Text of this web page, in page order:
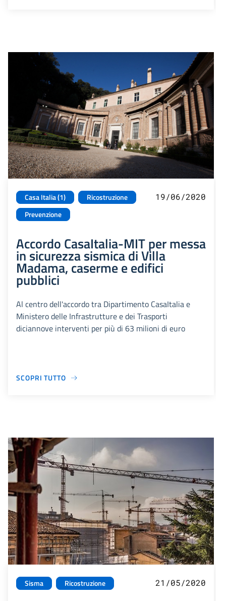
Casa Italia (1)
Ricostruzione
Prevenzione
19/06/2020
Accordo CasaItalia-MIT per messa
in sicurezza sismica di Villa
Madama, caserme e edifici
pubblici
Al centro dell'accordo tra Dipartimento CasaItalia e
Ministero delle Infrastrutture e dei Trasporti
diciannove interventi per più di 63 milioni di euro
SCOPRI TUTTO
Sisma Ricostruzione 21/05/2020